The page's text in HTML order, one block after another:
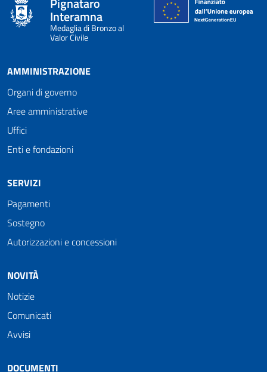
Interamna
Medaglia di Bronzo al
Valor Civile
AMMINISTRAZIONE
Organi di governo
Aree amministrative
Uffici
Enti e fondazioni
SERVIZI
Pagamenti
Sostegno
Autorizzazioni e concessioni
NOVITÀ
Notizie
Comunicati
Avvisi
DOCUMENTI